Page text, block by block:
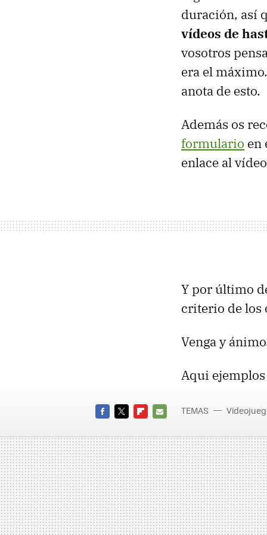
duración, así
vídeos de
vosotros
era el
anota de esto.
Además os
formulario en
enlace al
Y por último
criterio de los
Venga y
Aqui
MAIL
TEMAS